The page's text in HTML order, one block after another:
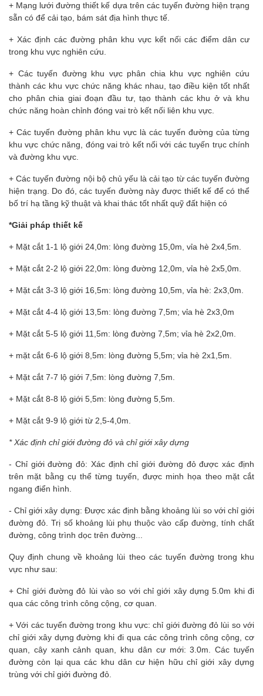
+ Mạng lưới đường thiết kế dựa trên các tuyến đường hiện trạng
sẵn có để cải tạo, bám sát địa hình thực tế.
+ Xác định các đường phân khu vực kết nối các điểm dân cư
trong khu vực nghiên cứu.
+ Các tuyến đường khu vực phân chia khu vực nghiên cứu
thành các khu vực chức năng khác nhau, tạo điều kiện tốt nhất
cho phân chia giai đoạn đầu tư, tạo thành các khu ở và khu
chức năng hoàn chỉnh đóng vai trò kết nối liên khu vực.
+ Các tuyến đường phân khu vực là các tuyến đường của từng
khu vực chức năng, đóng vai trò kết nối với các tuyến trục chính
và đường khu vực.
+ Các tuyến đường nội bộ chủ yếu là cải tạo từ các tuyến đường
hiện trạng. Do đó, các tuyến đường này được thiết kế để có thể
bố trí hạ tầng kỹ thuật và khai thác tốt nhất quỹ đất hiện có
*Giải pháp thiết kế
+ Mặt cắt 1-1 lộ giới 24,0m: lòng đường 15,0m, vỉa hè 2x4,5m.
+ Mặt cắt 2-2 lộ giới 22,0m: lòng đường 12,0m, vỉa hè 2x5,0m.
+ Mặt cắt 3-3 lộ giới 16,5m: lòng đường 10,5m, vỉa hè: 2x3,0m.
+ Mặt cắt 4-4 lộ giới 13,5m: lòng đường 7,5m; vỉa hè 2x3,0m
+ Mặt cắt 5-5 lộ giới 11,5m: lòng đường 7,5m; vỉa hè 2x2,0m.
+ mặt cắt 6-6 lộ giới 8,5m: lòng đường 5,5m; vỉa hè 2x1,5m.
+ Mặt cắt 7-7 lộ giới 7,5m: lòng đường 7,5m.
+ Mặt cắt 8-8 lộ giới 5,5m: lòng đường 5,5m.
+ Mặt cắt 9-9 lộ giới từ 2,5-4,0m.
* Xác định chỉ giới đường đỏ và chỉ giới xây dựng
- Chỉ giới đường đỏ: Xác định chỉ giới đường đỏ được xác định
trên mặt bằng cụ thể từng tuyến, được minh họa theo mặt cắt
ngang điển hình.
- Chỉ giới xây dựng: Được xác định bằng khoảng lùi so với chỉ giới
đường đỏ. Trị số khoảng lùi phụ thuộc vào cấp đường, tính chất
đường, công trình dọc trên đường...
Quy định chung về khoảng lùi theo các tuyến đường trong khu
vực như sau:
+ Chỉ giới đường đỏ lùi vào so với chỉ giới xây dựng 5.0m khi đi
qua các công trình công cộng, cơ quan.
+ Với các tuyến đường trong khu vực: chỉ giới đường đỏ lùi so với
chỉ giới xây dựng đường khi đi qua các công trình công cộng, cơ
quan, cây xanh cảnh quan, khu dân cư mới: 3.0m. Các tuyến
đường còn lại qua các khu dân cư hiện hữu chỉ giới xây dựng
trùng với chỉ giới đường đỏ.